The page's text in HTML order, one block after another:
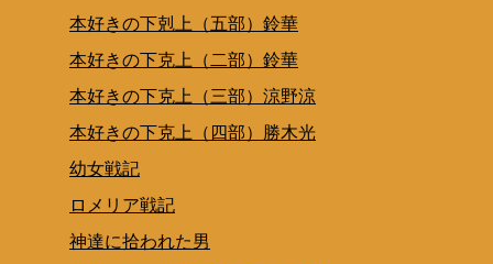
本好きの下剋上（五部）鈴華
本好きの下克上（二部）鈴華
本好きの下克上（三部）涼野涼
本好きの下克上（四部）勝木光
幼女戦記
ロメリア戦記
神達に拾われた男